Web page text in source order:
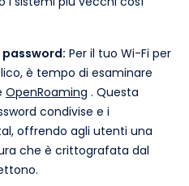
Per il tuo Wi-Fi per
è tempo di esaminare
OpenRoaming . Questa
condivise e i
offrendo agli utenti una
che è crittografata dal